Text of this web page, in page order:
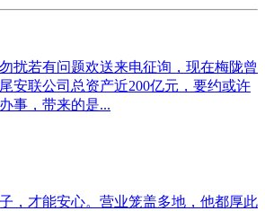
扰若有问题欢送来电征询，现在梅陇曾
安联公司总资产近200亿元，要约或许
事，带来的是...
，才能安心。营业笼盖多地，他都厚此